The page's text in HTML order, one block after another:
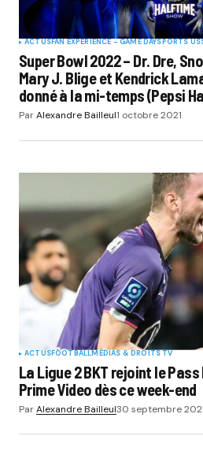
ACTUSFAN EXPERIENCE - GAME DAYSPORTS US
Super Bowl 2022 – Dr. Dre,
Mary J. Blige et Kendrick
donné à la mi-temps (Pepsi
ParAlexandre Bailleul1 octobre 2021
ACTUSFOOTBALLMÉDIAS & DROITS TV
La Ligue 2 BKT rejoint le
Prime Video dès ce week-end
ParAlexandre Bailleul30 septembre